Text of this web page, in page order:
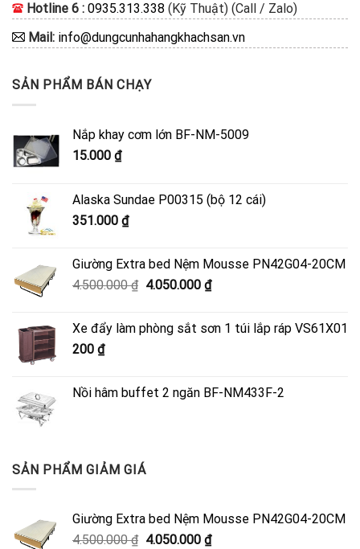
Hotline 6 : 0935.313.338 (Kỹ Thuật) (Call / Zalo)
Mail: info@dungcunhahangkhachsan.vn
SẢN PHẨM BÁN CHẠY
Nắp khay cơm lớn BF-NM-5009
15.000 ₫
Alaska Sundae P00315 (bộ 12 cái)
351.000 ₫
Giường Extra bed Nệm Mousse PN42G04-20CM
4.500.000₫ Giá
4.500.000 ₫.
4.050.000 ₫Giá
là:
Xe đẩy làm phòng sắt sơn 1 túi lắp ráp VS61X01
200 ₫
Nồi hâm buffet 2 ngăn BF-NM433F-2
SẢN PHẨM GIẢM GIÁ
Giường Extra bed Nệm Mousse PN42G04-20CM
4.500.000₫ Giá
4.050.000 ₫Giá